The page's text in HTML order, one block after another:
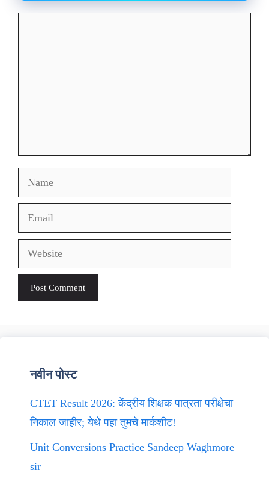
Name
Email
Website
नवीन पोस्ट
CTET Result 2026: केंद्रीय शिक्षक पात्रता परीक्षेचा
निकाल जाहीर; येथे पहा तुमचे मार्कशीट!
Unit Conversions Practice Sandeep Waghmore
sir